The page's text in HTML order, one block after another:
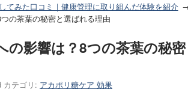
てみた口コミ｜健康管理に取り組んだ体験を紹介
の茶葉の秘密と選ばれる理由
の影響は？8つの茶葉の秘
カテゴリ: アカポリ糖ケア 効果